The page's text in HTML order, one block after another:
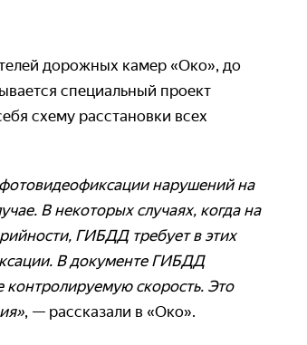
дорожных камер «Око», до
специальный проект
схему расстановки всех
нарушений на
В некоторых случаях, когда на
ГИБДД требует в этих
В документе ГИБДД
контролируемую скорость. Это
, — рассказали в «Око».